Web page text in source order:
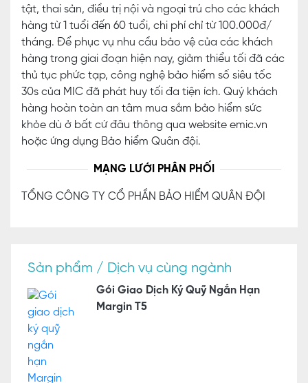
tật, thai sản, điều trị nội và ngoại trú cho các khách
hàng từ 1 tuổi đến 60 tuổi, chi phí chỉ từ 100.000đ/
tháng. Để phục vụ nhu cầu bảo vệ của các khách
hàng trong giai đoạn hiện nay, giảm thiểu tối đã các
thủ tục phức tạp, công nghệ bảo hiểm số siêu tốc
30s của MIC đã phát huy tối đa tiện ích. Quý khách
hàng hoàn toàn an tâm mua sắm bảo hiểm sức
khỏe dù ở bất cứ đâu thông qua website emic.vn
hoặc ứng dụng Bảo hiểm Quân đội.
MẠNG LƯỚI PHÂN PHỐI
TỔNG CÔNG TY CỔ PHẦN BẢO HIỂM QUÂN ĐỘI
Sản phẩm / Dịch vụ cùng ngành
Gói Giao Dịch Ký Quỹ Ngắn Hạn
Margin T5